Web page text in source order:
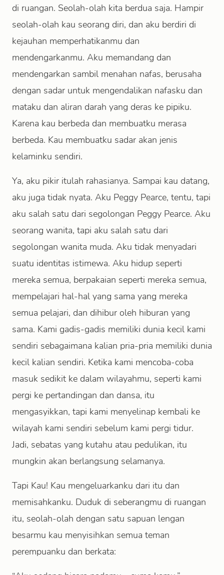
di ruangan. Seolah-olah kita berdua saja. Hampir
seolah-olah kau seorang diri, dan aku berdiri di
kejauhan memperhatikanmu dan
mendengarkanmu. Aku memandang dan
mendengarkan sambil menahan nafas, berusaha
dengan sadar untuk mengendalikan nafasku dan
mataku dan aliran darah yang deras ke pipiku.
Karena kau berbeda dan membuatku merasa
berbeda. Kau membuatku sadar akan jenis
kelaminku sendiri.
Ya, aku pikir itulah rahasianya. Sampai kau datang,
aku juga tidak nyata. Aku Peggy Pearce, tentu, tapi
aku salah satu dari segolongan Peggy Pearce. Aku
seorang wanita, tapi aku salah satu dari
segolongan wanita muda. Aku tidak menyadari
suatu identitas istimewa. Aku hidup seperti
mereka semua, berpakaian seperti mereka semua,
mempelajari hal-hal yang sama yang mereka
semua pelajari, dan dihibur oleh hiburan yang
sama. Kami gadis-gadis memiliki dunia kecil kami
sendiri sebagaimana kalian pria-pria memiliki dunia
kecil kalian sendiri. Ketika kami mencoba-coba
masuk sedikit ke dalam wilayahmu, seperti kami
pergi ke pertandingan dan dansa, itu
mengasyikkan, tapi kami menyelinap kembali ke
wilayah kami sendiri sebelum kami pergi tidur.
Jadi, sebatas yang kutahu atau pedulikan, itu
mungkin akan berlangsung selamanya.
Tapi Kau! Kau mengeluarkanku dari itu dan
memisahkanku. Duduk di seberangmu di ruangan
itu, seolah-olah dengan satu sapuan lengan
besarmu kau menyisihkan semua teman
perempuanku dan berkata: